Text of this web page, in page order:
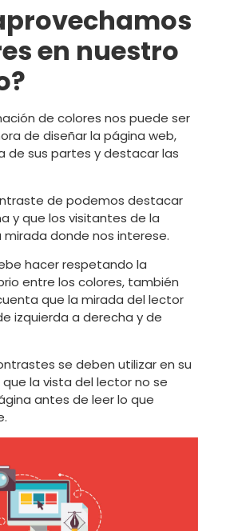
en nuestro
de colores nos puede ser
de diseñar la página web,
de sus partes y destacar las
de podemos destacar
y que los visitantes de la
donde nos interese.
hacer respetando la
entre los colores, también
que la mirada del lector
izquierda a derecha y de
se deben utilizar en su
la vista del lector no se
antes de leer lo que